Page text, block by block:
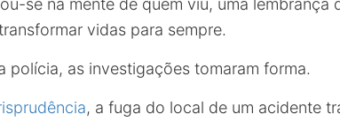
se na mente de quem viu, uma lembrança
vidas para sempre.
polícia, as investigações tomaram forma.
, a fuga do local de um acidente